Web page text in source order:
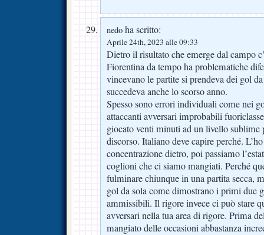
nedo ha scritto:
Aprile 24th, 2023 alle 09:33
Dietro il risultato che emerge dal campo
Fiorentina da tempo ha problematiche
vincevano le partite si prendeva dei gol
succedeva anche lo scorso anno.
Spesso sono errori individuali come nei
attaccanti avversari improbabili
giocato venti minuti ad un livello
discorso. Italiano deve capire perché.
concentrazione dietro, poi passiamo
coglioni che ci siamo mangiati. Perché
fulminare chiunque in una partita secca,
gol da sola come dimostrano i primi due
ammissibili. Il rigore invece ci può stare
avversari nella tua area di rigore. Prima
mangiato delle occasioni abbastanza